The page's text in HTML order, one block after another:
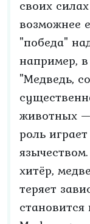
своих
возможнее
"победа"
например,
"Медведь,
животных
роль
хитёр,
теряет